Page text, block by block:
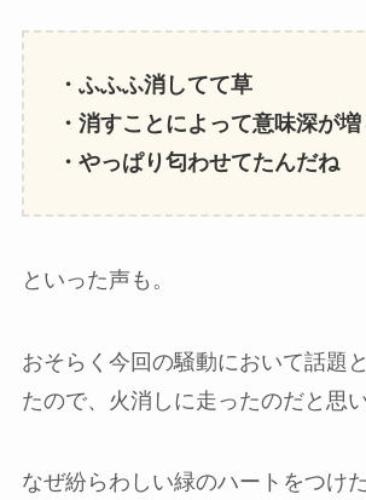
・ふふふ消してて草
・消すことによって意味深が
・やっぱり匂わせてたんだね
といった声も。
おそらく今回の騒動において話題
たので、火消しに走ったのだと思い
なぜ紛らわしい緑のハートをつけ